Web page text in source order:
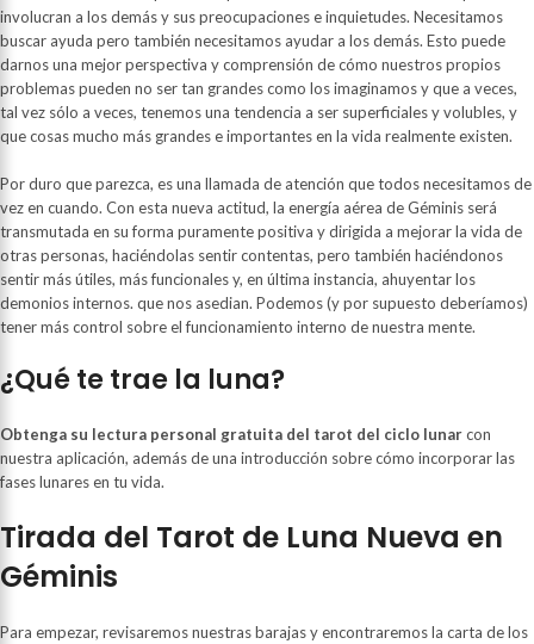
involucran a los demás y sus preocupaciones e inquietudes. Necesitamos
buscar ayuda pero también necesitamos ayudar a los demás. Esto puede
darnos una mejor perspectiva y comprensión de cómo nuestros propios
problemas pueden no ser tan grandes como los imaginamos y que a veces,
tal vez sólo a veces, tenemos una tendencia a ser superficiales y volubles, y
que cosas mucho más grandes e importantes en la vida realmente existen.
Por duro que parezca, es una llamada de atención que todos necesitamos de
vez en cuando. Con esta nueva actitud, la energía aérea de Géminis será
transmutada en su forma puramente positiva y dirigida a mejorar la vida de
otras personas, haciéndolas sentir contentas, pero también haciéndonos
sentir más útiles, más funcionales y, en última instancia, ahuyentar los
demonios internos. que nos asedian. Podemos (y por supuesto deberíamos)
tener más control sobre el funcionamiento interno de nuestra mente.
¿Qué te trae la luna?
Obtenga su lectura personal gratuita del tarot del ciclo lunarcon
nuestra aplicación, además de una introducción sobre cómo incorporar las
fases lunares en tu vida.
Tirada del Tarot de Luna Nueva en
Géminis
Para empezar, revisaremos nuestras barajas y encontraremos la carta de los